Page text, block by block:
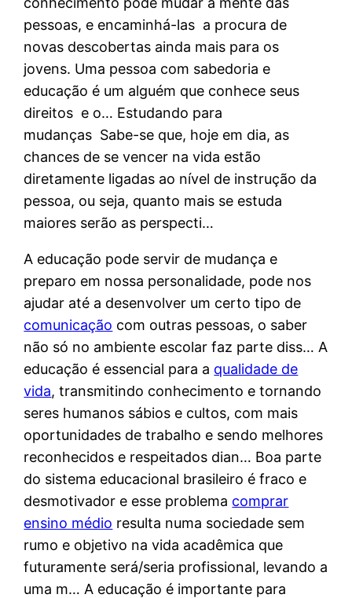
pessoas, e encaminhá-las a procura de
novas descobertas ainda mais para os
jovens. Uma pessoa com sabedoria e
educação é um alguém que conhece seus
direitos e o… Estudando para
mudanças Sabe-se que, hoje em dia, as
chances de se vencer na vida estão
diretamente ligadas ao nível de instrução da
pessoa, ou seja, quanto mais se estuda
maiores serão as perspecti…
A educação pode servir de mudança e
preparo em nossa personalidade, pode nos
ajudar até a desenvolver um certo tipo de
comunicação com outras pessoas, o saber
não só no ambiente escolar faz parte diss… A
educação é essencial para a qualidade de
vida, transmitindo conhecimento e tornando
seres humanos sábios e cultos, com mais
oportunidades de trabalho e sendo melhores
reconhecidos e respeitados dian… Boa parte
do sistema educacional brasileiro é fraco e
desmotivador e esse problema comprar
ensino médio resulta numa sociedade sem
rumo e objetivo na vida acadêmica que
futuramente será/seria profissional, levando a
uma m… A educação é importante para